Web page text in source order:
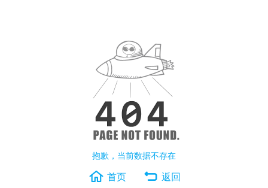
抱歉，当前数据不存在
首页 返回